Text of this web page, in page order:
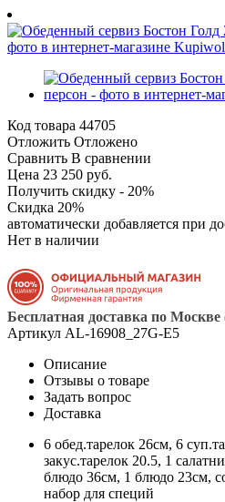
Код товара 44705
Отложить Отложено
Сравнить В сравнении
Цена 23 250 руб.
Получить скидку - 20%
Скидка 20%
автоматически добавляется при
Нет в наличии
Бесплатная доставка по Москве
Артикул AL-16908_27G-E5
Описание
Отзывы о товаре
Задать вопрос
Доставка
6 обед.тарелок 26см, 6
закус.тарелок 20.5, 1
блюдо 36см, 1 блюдо 23см,
набор для специй